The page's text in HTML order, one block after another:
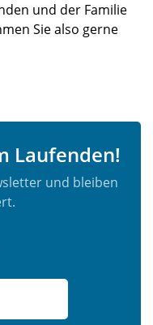
und der Familie
Sie also gerne
Laufenden!
und bleiben